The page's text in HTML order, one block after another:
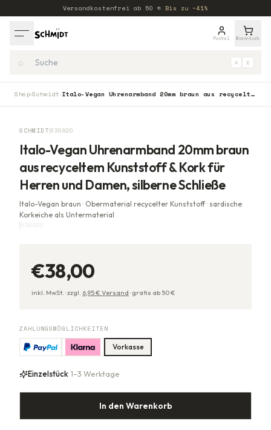
Versandkostenfrei ab 50 € Bis zu −41%
Portal Warenkorb
⌕ ⌘ K
Shop›Schmidt › Italo-Vegan Uhrenarmband 20mm braun aus recyceltem Kunststoff & Kork für Herren und Damen, silberne Schließe
SCHMIDT 636820
Italo-Vegan Uhrenarmband 20mm braun
aus recyceltem Kunststoff & Kork für
Herren und Damen, silberne Schließe
Italo-Vegan braun · Obermaterial recycelter Kunststoff · sardische
Korkeiche als Untermaterial
636820
€38,00
inkl. MwSt. ·zzgl. 6,95€ Versand ·gratis ab 50€
ZAHLUNGSMÖGLICHKEITEN
Vorkasse
Einzelstück· 1–3 Werktage
In den Warenkorb